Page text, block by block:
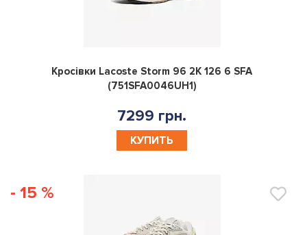
0
Кросівки Lacoste Storm 96 2K 126 6 SFA
(751SFA0046UH1)
7299 грн.
КУПИТЬ
- 15 %